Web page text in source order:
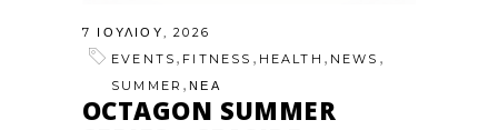
7 ΙΟΥΛΊΟΥ, 2026
EVENTS , FITNESS , HEALTH , NEWS ,
SUMMER ,ΝΕΑ
OCTAGON SUMMER